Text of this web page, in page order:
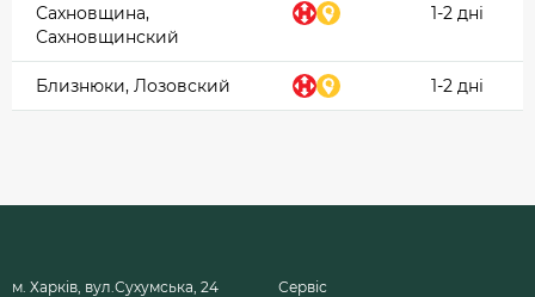
Сахновщина,
Сахновщинский
1-2 дні
Близнюки, Лозовский 1-2 дні
м. Харків, вул.Сухумська, 24
Сервіс